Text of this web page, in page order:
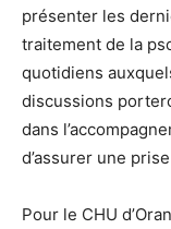
présenter les
traitement de la
quotidiens
discussions
dans
d’assurer une
Pour le CHU